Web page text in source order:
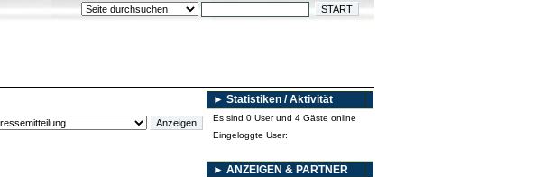
► Statistiken / Aktivität
Es sind 0 User und 4 Gäste online
Eingeloggte User:
► ANZEIGEN & PARTNER